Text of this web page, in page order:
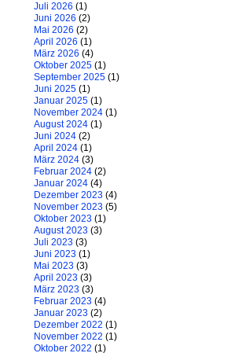
Juli 2026 (1)
Juni 2026 (2)
Mai 2026 (2)
April 2026 (1)
März 2026 (4)
Oktober 2025 (1)
September 2025 (1)
Juni 2025 (1)
Januar 2025 (1)
November 2024 (1)
August 2024 (1)
Juni 2024 (2)
April 2024 (1)
März 2024 (3)
Februar 2024 (2)
Januar 2024 (4)
Dezember 2023 (4)
November 2023 (5)
Oktober 2023 (1)
August 2023 (3)
Juli 2023 (3)
Juni 2023 (1)
Mai 2023 (3)
April 2023 (3)
März 2023 (3)
Februar 2023 (4)
Januar 2023 (2)
Dezember 2022 (1)
November 2022 (1)
Oktober 2022 (1)